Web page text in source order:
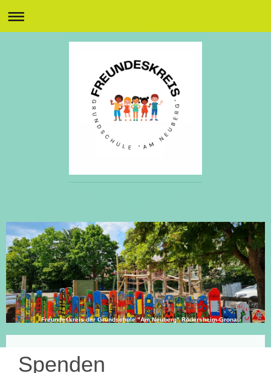
Freundeskreis der Grundschule "Am Neuberg" Rödersheim-Gronau
Spenden